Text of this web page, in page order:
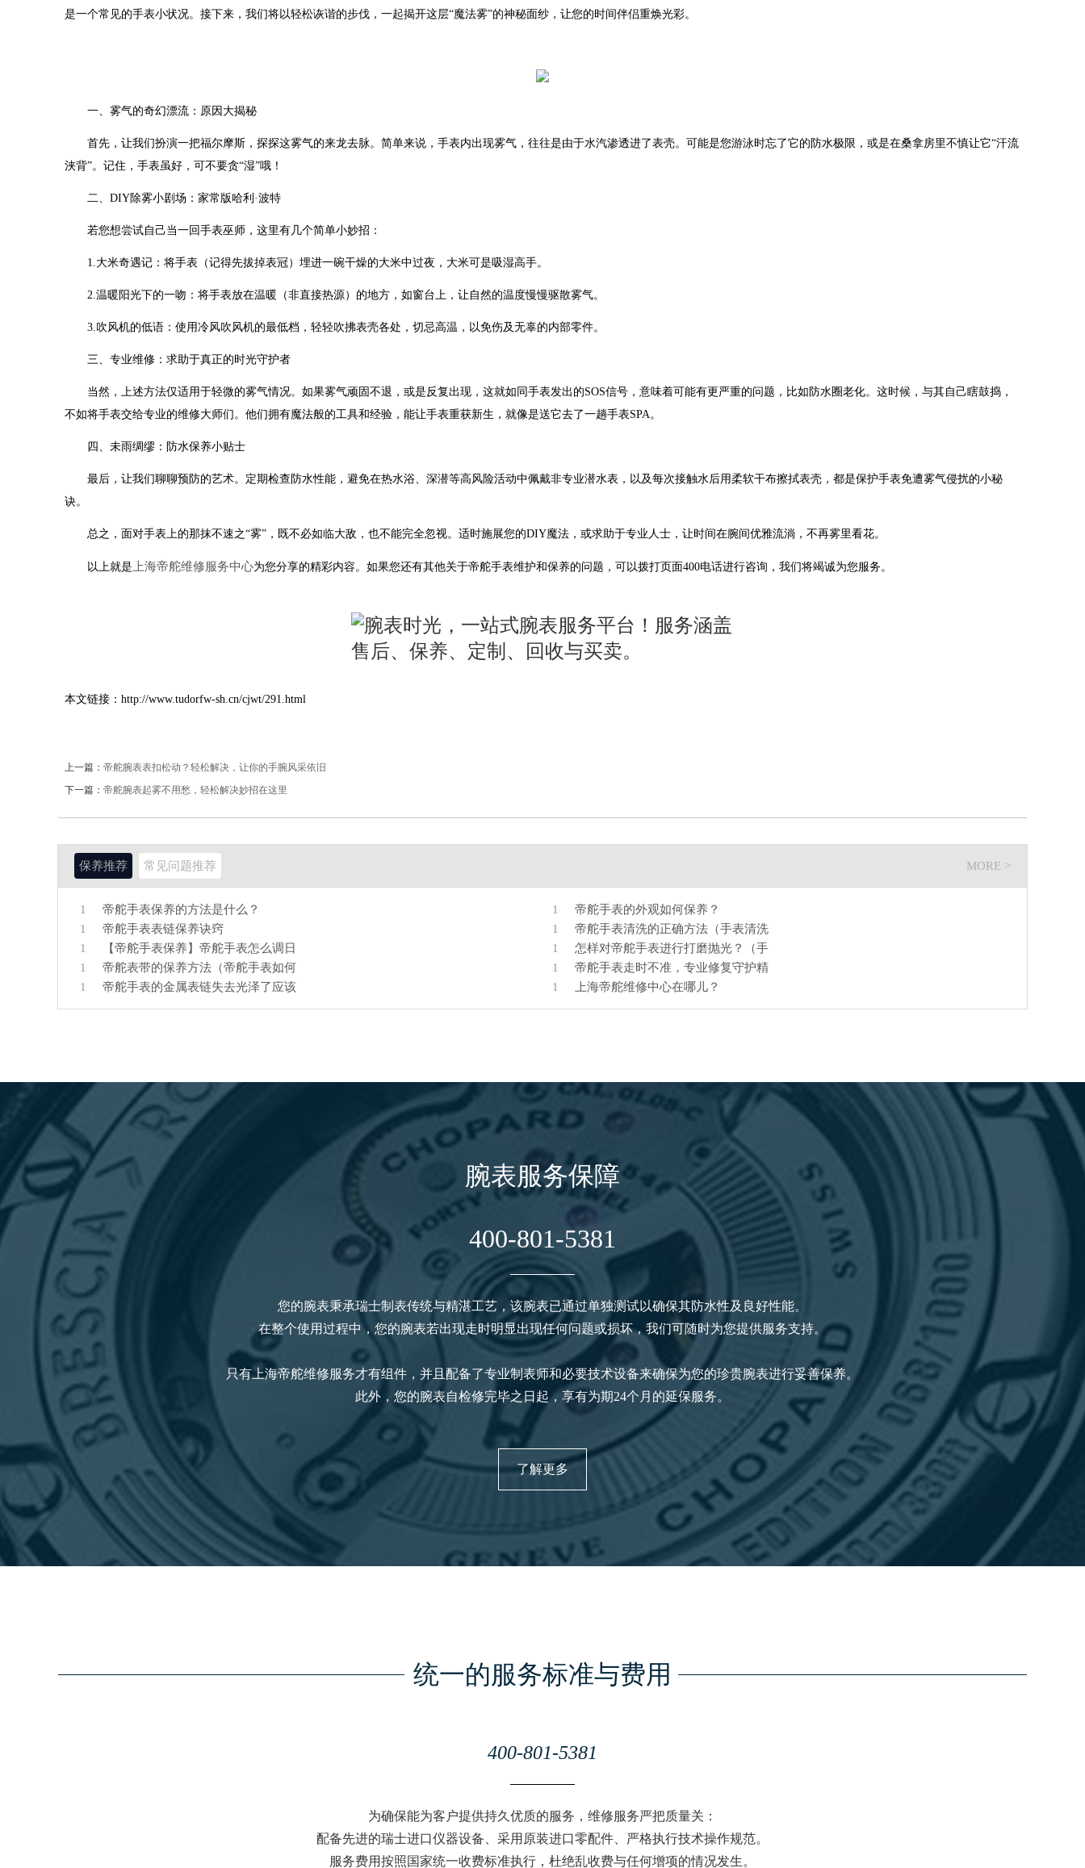
是一个常见的手表小状况。接下来，我们将以轻松诙谐的步伐，一起揭开这层“魔法雾”的神秘面纱，让您的时间伴侣重焕光彩。
一、雾气的奇幻漂流：原因大揭秘
首先，让我们扮演一把福尔摩斯，探探这雾气的来龙去脉。简单来说，手表内出现雾气，往往是由于水汽渗透进了表壳。可能是您游泳时忘了它的防水极限，或是在桑拿房里不慎让它“汗流
浃背”。记住，手表虽好，可不要贪“湿”哦！
二、DIY除雾小剧场：家常版哈利·波特
若您想尝试自己当一回手表巫师，这里有几个简单小妙招：
1.大米奇遇记：将手表（记得先拔掉表冠）埋进一碗干燥的大米中过夜，大米可是吸湿高手。
2.温暖阳光下的一吻：将手表放在温暖（非直接热源）的地方，如窗台上，让自然的温度慢慢驱散雾气。
3.吹风机的低语：使用冷风吹风机的最低档，轻轻吹拂表壳各处，切忌高温，以免伤及无辜的内部零件。
三、专业维修：求助于真正的时光守护者
当然，上述方法仅适用于轻微的雾气情况。如果雾气顽固不退，或是反复出现，这就如同手表发出的SOS信号，意味着可能有更严重的问题，比如防水圈老化。这时候，与其自己瞎鼓捣，
不如将手表交给专业的维修大师们。他们拥有魔法般的工具和经验，能让手表重获新生，就像是送它去了一趟手表SPA。
四、未雨绸缪：防水保养小贴士
最后，让我们聊聊预防的艺术。定期检查防水性能，避免在热水浴、深潜等高风险活动中佩戴非专业潜水表，以及每次接触水后用柔软干布擦拭表壳，都是保护手表免遭雾气侵扰的小秘
诀。
总之，面对手表上的那抹不速之“雾”，既不必如临大敌，也不能完全忽视。适时施展您的DIY魔法，或求助于专业人士，让时间在腕间优雅流淌，不再雾里看花。
以上就是 上海帝舵维修服务中心为您分享的精彩内容。如果您还有其他关于帝舵手表维护和保养的问题，可以拨打页面400电话进行咨询，我们将竭诚为您服务。
本文链接：http://www.tudorfw-sh.cn/cjwt/291.html
上一篇： 帝舵腕表表扣松动？轻松解决，让你的手腕风采依旧
下一篇： 帝舵腕表起雾不用愁，轻松解决妙招在这里
保养推荐 常见问题推荐 MORE >
1 帝舵手表保养的方法是什么？ 1
帝舵手表的外观如何保养？
1
帝舵手表表链保养诀窍 1
帝舵手表清洗的正确方法（手表清洗
1
【帝舵手表保养】帝舵手表怎么调日 1
怎样对帝舵手表进行打磨抛光？（手
1
帝舵表带的保养方法（帝舵手表如何 1
帝舵手表走时不准，专业修复守护精
1
帝舵手表的金属表链失去光泽了应该 1 上海帝舵维修中心在哪儿？
腕表服务保障
400-801-5381
您的腕表秉承瑞士制表传统与精湛工艺，该腕表已通过单独测试以确保其防水性及良好性能。
在整个使用过程中，您的腕表若出现走时明显出现任何问题或损坏，我们可随时为您提供服务支持。
只有上海帝舵维修服务才有组件，并且配备了专业制表师和必要技术设备来确保为您的珍贵腕表进行妥善保养。
此外，您的腕表自检修完毕之日起，享有为期24个月的延保服务。
了解更多
统一的服务标准与费用
400-801-5381
为确保能为客户提供持久优质的服务，维修服务严把质量关：
配备先进的瑞士进口仪器设备、采用原装进口零配件、严格执行技术操作规范。
服务费用按照国家统一收费标准执行，杜绝乱收费与任何增项的情况发生。